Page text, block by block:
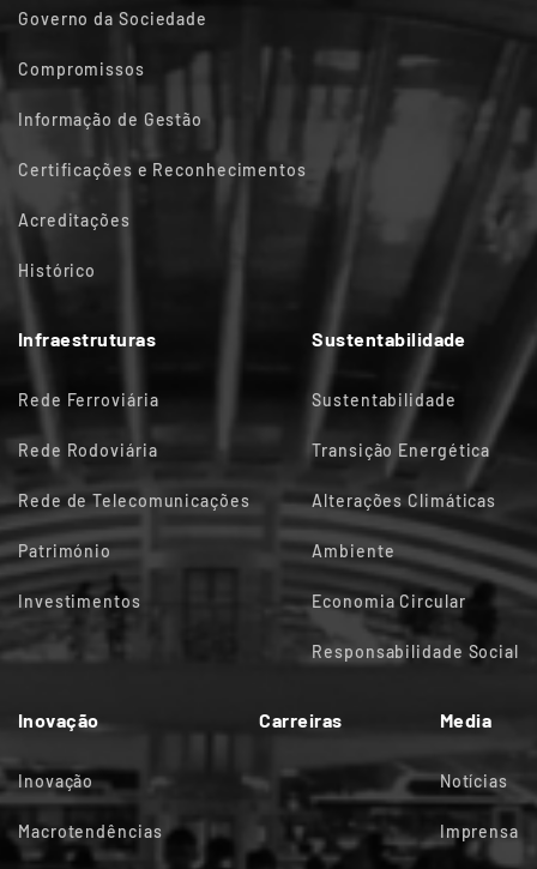
Governo da Sociedade
Compromissos
Informação de Gestão
Certificações e Reconhecimentos
Acreditações
Histórico
Infraestruturas
Rede Ferroviária
Rede Rodoviária
Rede de Telecomunicações
Património
Investimentos
Sustentabilidade
Sustentabilidade
Transição Energética
Alterações Climáticas
Ambiente
Economia Circular
Responsabilidade Social
Inovação
Inovação
Macrotendências
Carreiras Media
Notícias
Imprensa